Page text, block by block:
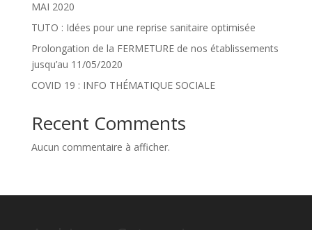
MAI 2020
TUTO : Idées pour une reprise sanitaire optimisée
Prolongation de la FERMETURE de nos établissements
jusqu’au 11/05/2020
COVID 19 : INFO THÉMATIQUE SOCIALE
Recent Comments
Aucun commentaire à afficher.